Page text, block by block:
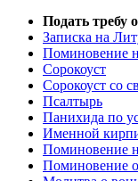
Подать требу
Записка на
Поминовение
Сорокоуст
Сорокоуст со
Псалтырь
Панихида по
Именной
Поминовение
Поминовение